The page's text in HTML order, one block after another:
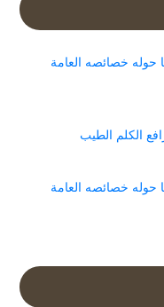
خصائصه العامة
الكلم الطيب
خصائصه العامة